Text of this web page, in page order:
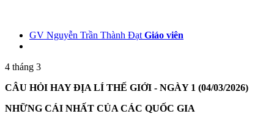
GV Nguyễn Trần Thành Đạt Giáo viên
4 tháng 3
CÂU HỎI HAY ĐỊA LÍ THẾ GIỚI - NGÀY 1 (04/03/2026)
NHỮNG CÁI NHẤT CỦA CÁC QUỐC GIA